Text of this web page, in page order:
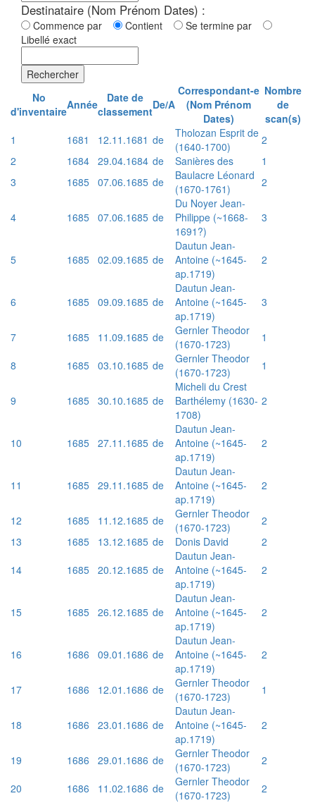
Destinataire (Nom Prénom Dates) :
Commence par Contient
Se termine par
Libellé exact
Rechercher
No
d'inventaireAnnée
Date de
classementDe/A
Correspondant-e
(Nom Prénom
Dates)
Nombre
de
scan(s)
1
1681 12.11.1681 de
Tholozan Esprit de
(1640-1700)
2
2
1684 29.04.1684 de Sanières des
1
3
1685 07.06.1685 de
Baulacre Léonard
(1670-1761)
2
4 1685 07.06.1685 de
Du Noyer Jean-
Philippe (~1668-
1691?)
3
5 1685 02.09.1685 de
Dautun Jean-
Antoine (~1645-
ap.1719)
2
6 1685 09.09.1685 de
Dautun Jean-
Antoine (~1645-
ap.1719)
3
7 1685 11.09.1685 de
Gernler Theodor
(1670-1723)
1
8
1685 03.10.1685 de
Gernler Theodor
(1670-1723)
1
9 1685 30.10.1685 de
Micheli du Crest
Barthélemy (1630-
1708)
2
10 1685 27.11.1685 de
Dautun Jean-
Antoine (~1645-
ap.1719)
2
11 1685 29.11.1685 de
Dautun Jean-
Antoine (~1645-
ap.1719)
2
12 1685 11.12.1685 de
Gernler Theodor
(1670-1723)
2
13
1685 13.12.1685 de Donis David
2
14
1685 20.12.1685 de
Dautun Jean-
Antoine (~1645-
ap.1719)
2
15 1685 26.12.1685 de
Dautun Jean-
Antoine (~1645-
ap.1719)
2
16 1686 09.01.1686 de
Dautun Jean-
Antoine (~1645-
ap.1719)
2
17 1686 12.01.1686 de
Gernler Theodor
(1670-1723)
1
18 1686 23.01.1686 de
Dautun Jean-
Antoine (~1645-
ap.1719)
2
19 1686 29.01.1686 de
Gernler Theodor
(1670-1723)
2
20
1686 11.02.1686 de
Gernler Theodor
(1670-1723)
2